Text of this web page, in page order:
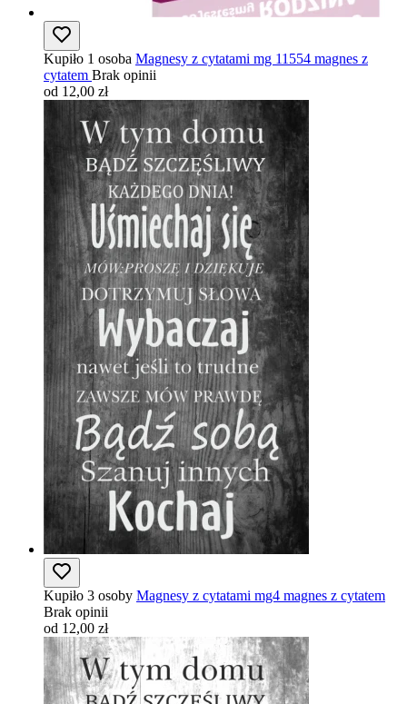
Kupiło 1 osoba Magnesy z cytatami mg 11554 magnes z
cytatem Brak opinii
od 12,00 zł
Kupiło 3 osoby Magnesy z cytatami mg4 magnes z cytatem
Brak opinii
od 12,00 zł